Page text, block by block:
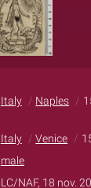
Italy Naples
Italy Venice
male
LC/NAF, 18 nov.